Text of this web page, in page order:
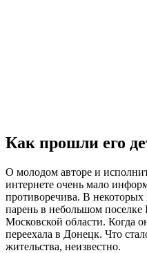
Как прошли его
О молодом авторе и
интернете очень мало
противоречива. В некоторых
парень в небольшом
Московской области. Когда
переехала в Донецк. Что
жительства, неизвестно.